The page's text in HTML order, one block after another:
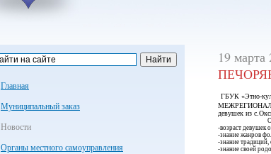
Главная
Муниципальный заказ
Новости
Органы местного самоуправления
19 марта
ГБУК «Этно-
девушек из
ОБЩИЕ
-возраст девушек
-знание жанров
-знание традиций,
-знание своей